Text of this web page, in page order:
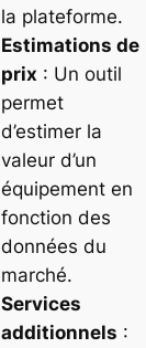
la plateforme.
Estimations de
prix : Un outil
permet
d’estimer la
valeur d’un
équipement en
fonction des
données du
marché.
Services
additionnels :